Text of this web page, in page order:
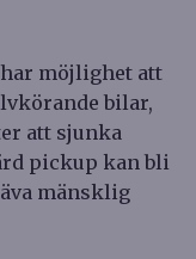
möjlighet att
bilar,
att sjunka
pickup kan bli
mänsklig